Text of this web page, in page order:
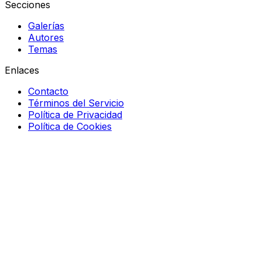
Secciones
Galerías
Autores
Temas
Enlaces
Contacto
Términos del Servicio
Política de Privacidad
Política de Cookies